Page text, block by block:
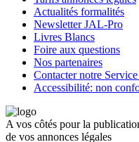
Actualités formalités
Newsletter JAL-Pro
Livres Blancs
Foire aux questions
Nos partenaires
Contacter notre
Accessibilité: non
A vos côtés pour la
de vos annonces légales